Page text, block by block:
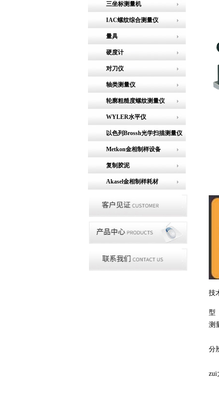
三坐标测量机
IAC螺纹综合测量仪
量具
硬度计
对刀仪
轴类测量仪
轮廓粗糙度螺纹测量仪
WYLER水平仪
以色列Brossh光学扫描测量仪
Metkon金相制样设备
复制胶泥
Akasel金相制样耗材
技